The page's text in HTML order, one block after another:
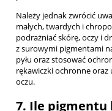
Należy jednak zwrócić
małych, twardych i
podrażniać skórę, oczy i
z surowymi pigmentami
pyłu oraz stosować
rękawiczki ochronne
oczu.
7. Ile pigmentu